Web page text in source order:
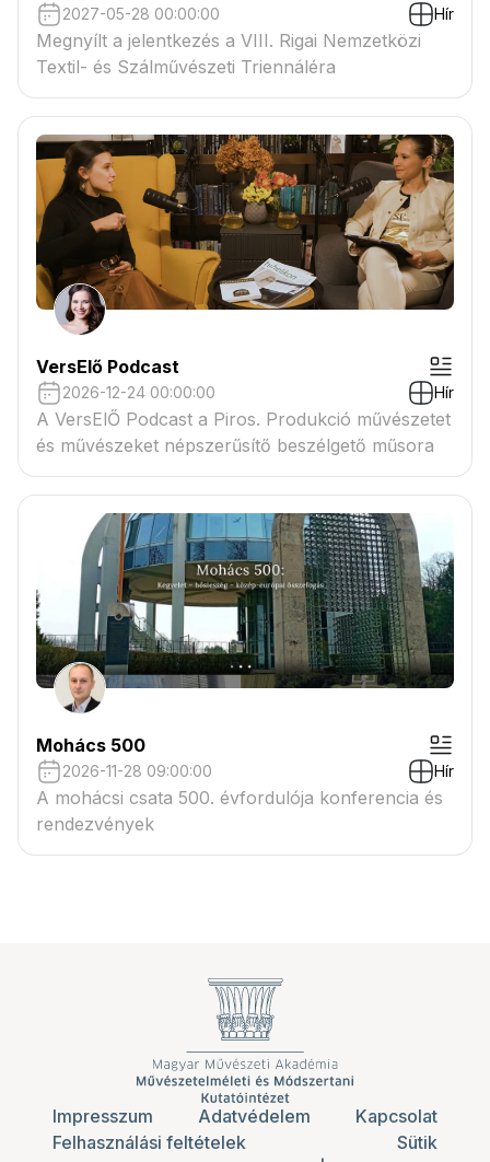
2027-05-28 00:00:00 Hír
Megnyílt a jelentkezés a VIII. Rigai Nemzetközi
Textil- és Szálművészeti Triennáléra
VersElő Podcast
2026-12-24 00:00:00 Hír
A VersElŐ Podcast a Piros. Produkció művészetet
és művészeket népszerűsítő beszélgető műsora
Mohács 500
2026-11-28 09:00:00 Hír
A mohácsi csata 500. évfordulója konferencia és
rendezvények
Impresszum Adatvédelem
Kapcsolat
Felhasználási feltételek
Sütik